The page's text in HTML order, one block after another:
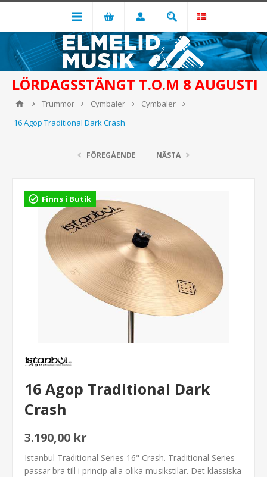
LÖRDAGSSTÄNGT T.O.M 8 AUGUSTI
Trummor Cymbaler
Cymbaler
16 Agop Traditional Dark Crash
FÖREGÅENDE NÄSTA
Finns i Butik
16 Agop Traditional Dark
Crash
3.190,00 kr
Istanbul Traditional Series 16" Crash. Traditional Series
passar bra till i princip alla olika musikstilar. Det klassiska